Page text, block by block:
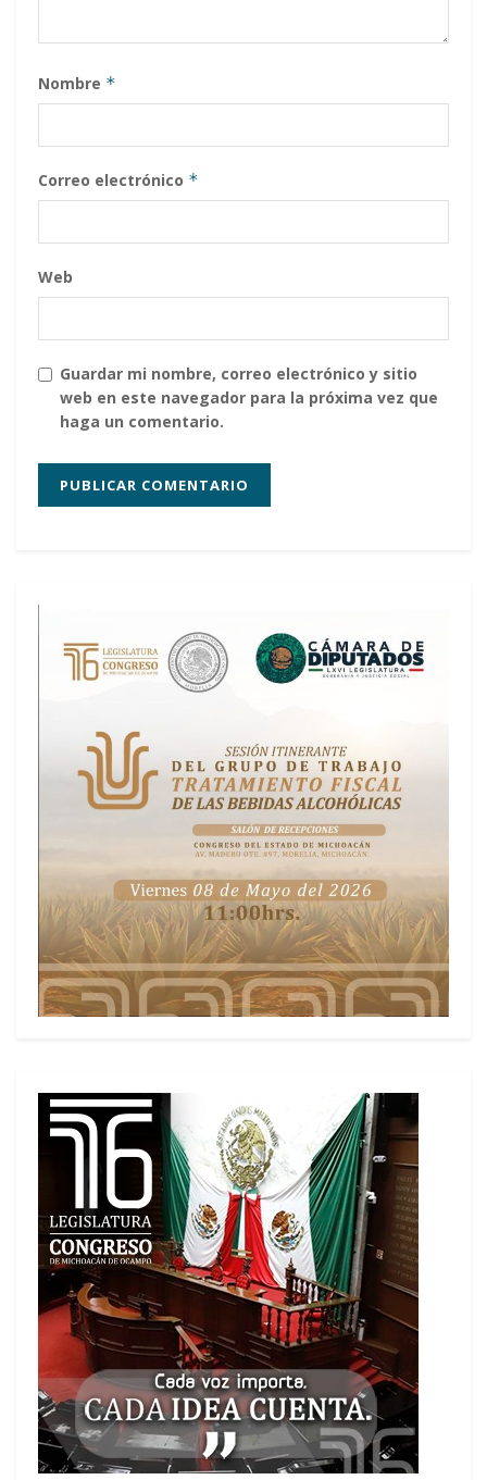
Nombre *
Correo electrónico *
Web
Guardar mi nombre, correo electrónico y sitio
web en este navegador para la próxima vez que
haga un comentario.